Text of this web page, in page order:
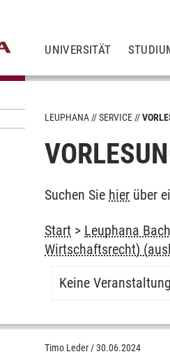
UNIVERSITÄT
LEUPHANA SERVICE
Suchen Sie hier über
Start > Leuphana
Wirtschaftsrecht)
Keine
Timo Leder /30.06.2024